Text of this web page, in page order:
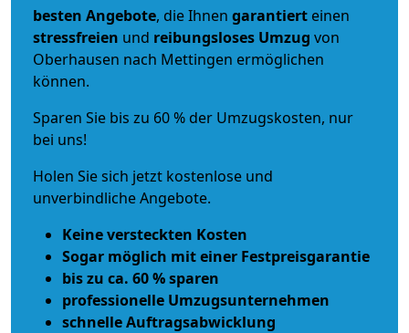
besten Angebote, die Ihnen garantiert einen
stressfreien und reibungsloses Umzug von
Oberhausen nach Mettingen ermöglichen
können.
Sparen Sie bis zu 60 % der Umzugskosten, nur
bei uns!
Holen Sie sich jetzt kostenlose und
unverbindliche Angebote.
Keine versteckten Kosten
Sogar möglich mit einer Festpreisgarantie
bis zu ca. 60 % sparen
professionelle Umzugsunternehmen
schnelle Auftragsabwicklung